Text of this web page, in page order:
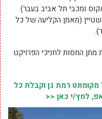
ומכבי תל אביב בעבר)
(מאמן הקליעה של כל
החסות לחניכי הפרויקט
רמת גן וקבלת כל
לחץ/י כאן <<